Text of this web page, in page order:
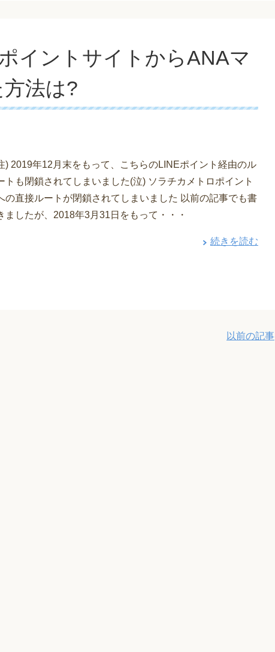
イントサイトからANAマ
法は?
) 2019年12月末をもって、こちらのLINEポイント経由のル
トも閉鎖されてしまいました(泣) ソラチカメトロポイント
の直接ルートが閉鎖されてしまいました 以前の記事でも書
ましたが、2018年3月31日をもって・・・
続きを読む
以前の記事